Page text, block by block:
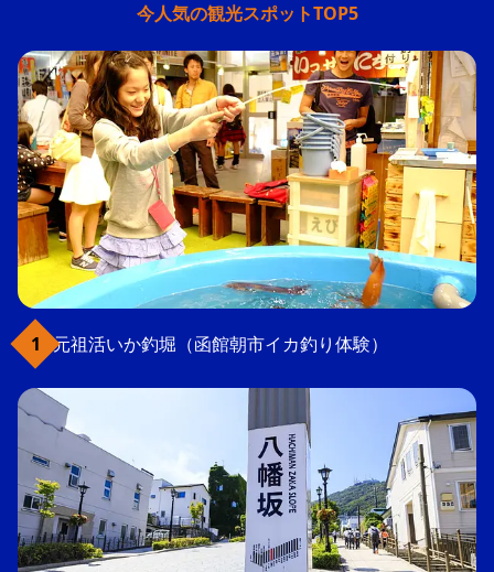
今人気の観光スポットTOP5
元祖活いか釣堀（函館朝市イカ釣り体験）